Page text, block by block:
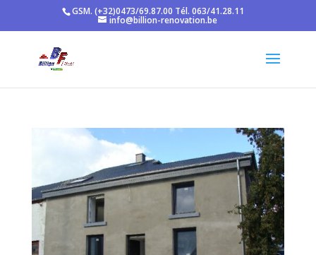
GSM. (+32)0473/69.87.00 Tél. 063/41.28.11
info@billion-renovation.be